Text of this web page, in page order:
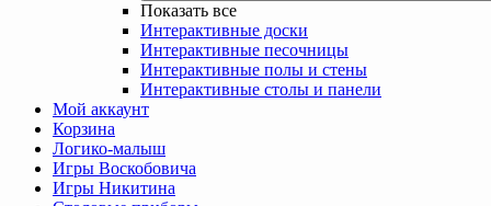
Показать все
Интерактивные доски
Интерактивные песочницы
Интерактивные полы и стены
Интерактивные столы и панели
Мой аккаунт
Корзина
Логико-малыш
Игры Воскобовича
Игры Никитина